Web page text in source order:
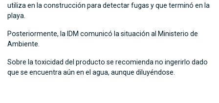
utiliza en la construcción para detectar fugas y que terminó en la
playa.
Posteriormente, la IDM comunicó la situación al Ministerio de
Ambiente.
Sobre la toxicidad del producto se recomienda no ingerirlo dado
que se encuentra aún en el agua, aunque diluyéndose.